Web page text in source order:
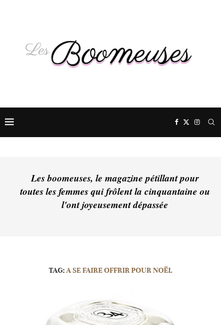
Les boomeuses, le magazine pétillant pour
toutes les femmes qui frôlent la cinquantaine ou
l'ont joyeusement dépassée
TAG:A SE FAIRE OFFRIR POUR NOËL